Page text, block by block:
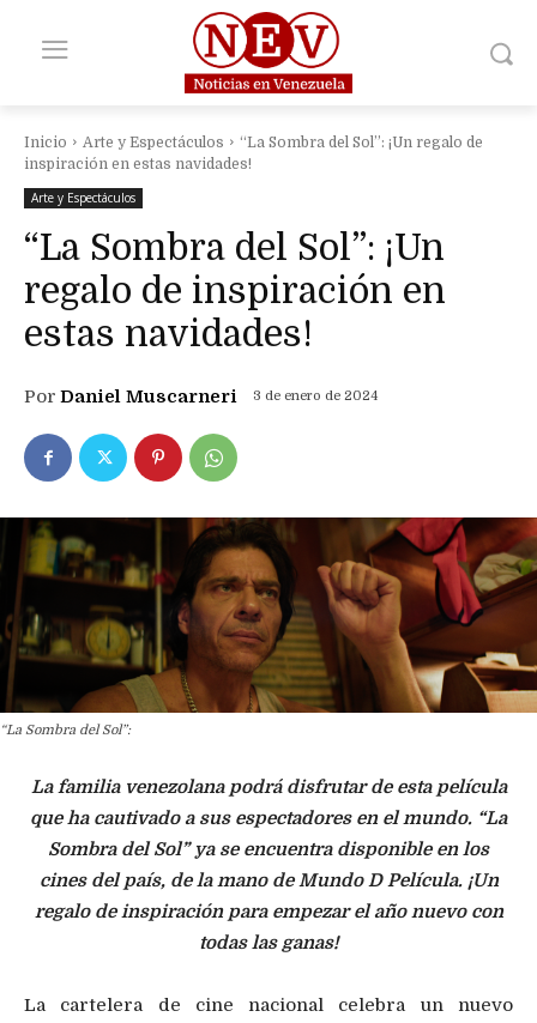
Inicio Arte y Espectáculos
“La Sombra del Sol”: ¡Un regalo de
inspiración en estas navidades!
Arte y Espectáculos
“La Sombra del Sol”: ¡Un
regalo de inspiración en
estas navidades!
Por Daniel Muscarneri 3 de enero de 2024
“La Sombra del Sol”:
La familia venezolana podrá disfrutar de esta película
que ha cautivado a sus espectadores en el mundo. “La
Sombra del Sol” ya se encuentra disponible en los
cines del país, de la mano de Mundo D Película. ¡Un
regalo de inspiración para empezar el año nuevo con
todas las ganas!
La cartelera de cine nacional celebra un nuevo